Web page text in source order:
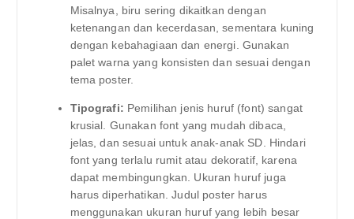
Misalnya, biru sering dikaitkan dengan
ketenangan dan kecerdasan, sementara kuning
dengan kebahagiaan dan energi. Gunakan
palet warna yang konsisten dan sesuai dengan
tema poster.
Tipografi: Pemilihan jenis huruf (font) sangat
krusial. Gunakan font yang mudah dibaca,
jelas, dan sesuai untuk anak-anak SD. Hindari
font yang terlalu rumit atau dekoratif, karena
dapat membingungkan. Ukuran huruf juga
harus diperhatikan. Judul poster harus
menggunakan ukuran huruf yang lebih besar